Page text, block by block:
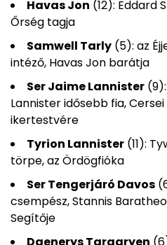
Havas Jon (12): Eddard
Őrség tagja
Samwell Tarly (5): az
intéző, Havas Jon barátja
Ser Jaime Lannister
Lannister idősebb fia,
ikertestvére
Tyrion Lannister (11):
törpe, az Ördögfióka
Ser Tengerjáró Davos
csempész, Stannis
Segítője